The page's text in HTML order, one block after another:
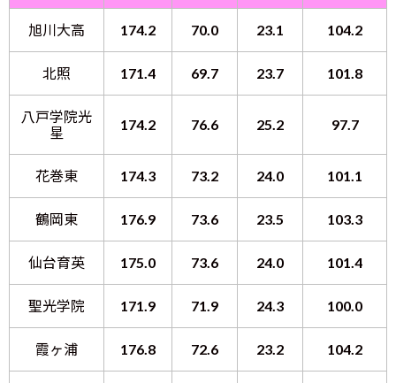
旭川大高 174.2 70.0 23.1 104.2
北照 171.4 69.7 23.7 101.8
八戸学院光
星
174.2 76.6 25.2 97.7
花巻東 174.3 73.2 24.0 101.1
鶴岡東 176.9 73.6 23.5 103.3
仙台育英 175.0 73.6 24.0 101.4
聖光学院 171.9 71.9 24.3 100.0
霞ヶ浦 176.8 72.6 23.2 104.2